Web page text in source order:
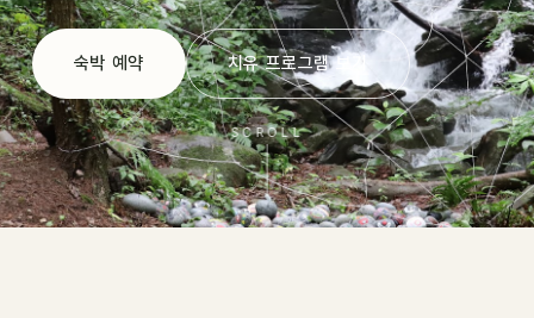
숙박 예약 치유 프로그램 보기
SCROLL